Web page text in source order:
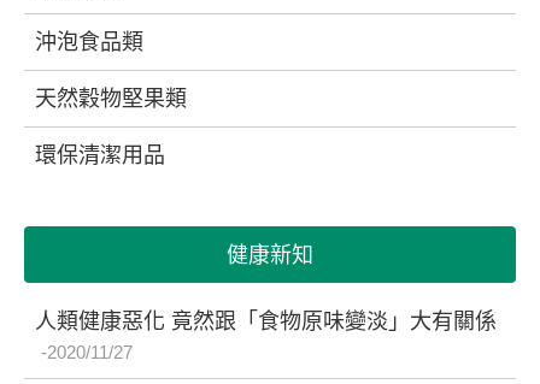
沖泡食品類
天然穀物堅果類
環保清潔用品
健康新知
人類健康惡化 竟然跟「食物原味變淡」大有關係
2020/11/27